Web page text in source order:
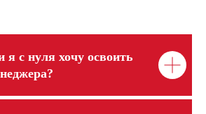
я с нуля хочу освоить